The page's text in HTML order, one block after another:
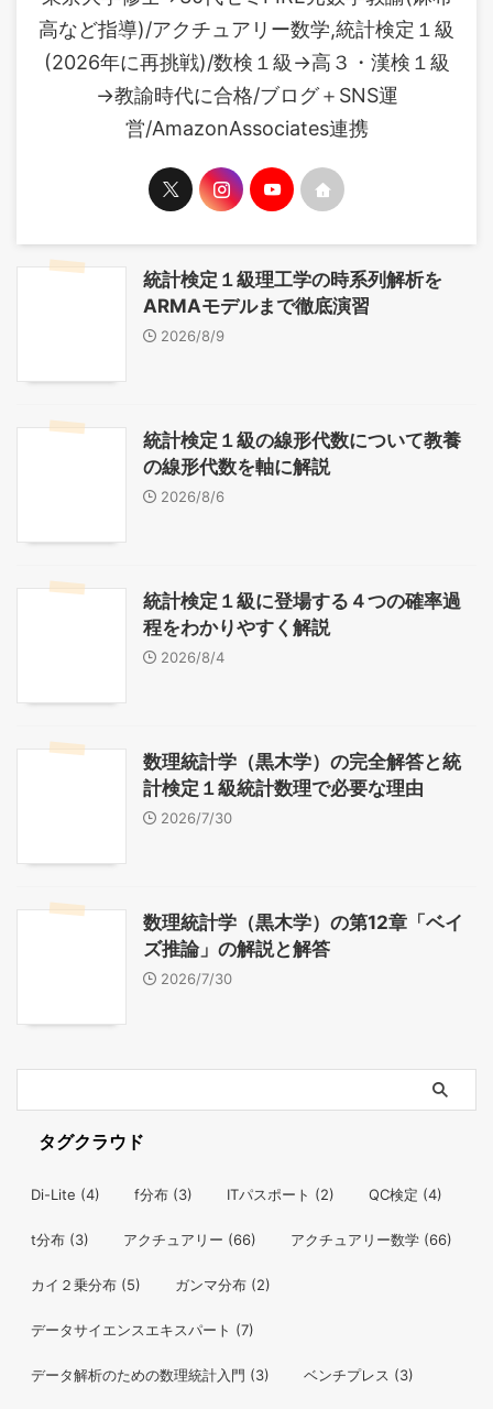
高など指導)/アクチュアリー数学,統計検定１級
(2026年に再挑戦)/数検１級→高３・漢検１級
→教諭時代に合格/ブログ＋SNS運
営/AmazonAssociates連携
統計検定１級理工学の時系列解析を
ARMAモデルまで徹底演習
2026/8/9
統計検定１級の線形代数について教養
の線形代数を軸に解説
2026/8/6
統計検定１級に登場する４つの確率過
程をわかりやすく解説
2026/8/4
数理統計学（黒木学）の完全解答と統
計検定１級統計数理で必要な理由
2026/7/30
数理統計学（黒木学）の第12章「ベイ
ズ推論」の解説と解答
2026/7/30
タグクラウド
Di-Lite (4) f分布 (3) ITパスポート (2) QC検定 (4)
t分布 (3) アクチュアリー (66) アクチュアリー数学 (66)
カイ２乗分布 (5) ガンマ分布 (2)
データサイエンスエキスパート (7)
データ解析のための数理統計入門 (3) ベンチプレス (3)